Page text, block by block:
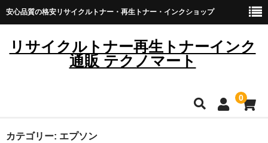
安心品質の格安リサイクルトナー・再生トナー・インクショップ
リサイクルトナー再生トナーインク
通販 テクノマート
0
HOME
カテゴリー: エプソン